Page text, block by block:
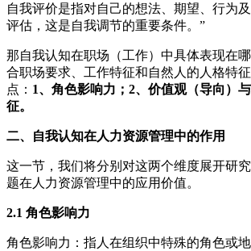
自我评价是指对自己的想法、期望、行为
评估，这是自我调节的重要条件。”
那自我认知在职场（工作）中具体表现在
合职场要求、工作特征和自然人的人格特
点： 1、角色影响力；2、价值观（导向）
征。
二、自我认知在人力资源管理中的作用
这一节，我们将分别对这两个维度展开研
题在人力资源管理中的应用价值。
2.1 角色影响力
角色影响力：指人在组织中特殊的角色或